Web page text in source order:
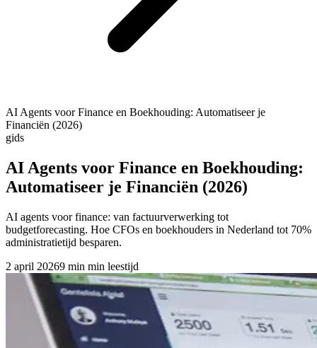
AI Agents voor Finance en Boekhouding: Automatiseer je
Financiën (2026)
gids
AI Agents voor Finance en Boekhouding:
Automatiseer je Financiën (2026)
AI agents voor finance: van factuurverwerking tot
budgetforecasting. Hoe CFOs en boekhouders in Nederland tot 70%
administratietijd besparen.
2 april 20269 min min leestijd